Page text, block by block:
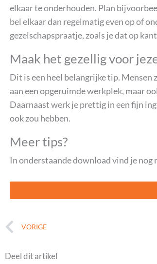
elkaar te onderhouden. Plan
bel elkaar dan regelmatig even op of
gezelschapspraatje, zoals je dat op
Maak het gezellig voor
Dit is een heel belangrijke tip. Mensen
aan een opgeruimde werkplek, maar
Daarnaast werk je prettig in een fijn
ook zou hebben.
Meer tips?
In onderstaande download vind je
Vorige
VORIGE
Deel dit artikel